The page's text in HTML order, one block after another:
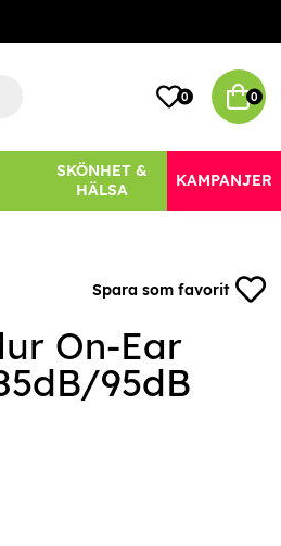
0 0
SKÖNHET &
HÄLSA
KAMPANJER
Spara som favorit
On-Ear
95dB